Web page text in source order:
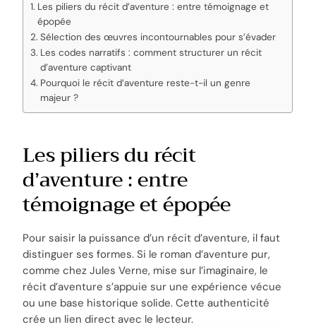
Les piliers du récit d’aventure : entre témoignage et
épopée
Sélection des œuvres incontournables pour s’évader
Les codes narratifs : comment structurer un récit
d’aventure captivant
Pourquoi le récit d’aventure reste-t-il un genre
majeur ?
Les piliers du récit
d’aventure : entre
témoignage et épopée
Pour saisir la puissance d’un récit d’aventure, il faut
distinguer ses formes. Si le roman d’aventure pur,
comme chez Jules Verne, mise sur l’imaginaire, le
récit d’aventure s’appuie sur une expérience vécue
ou une base historique solide. Cette authenticité
crée un lien direct avec le lecteur.